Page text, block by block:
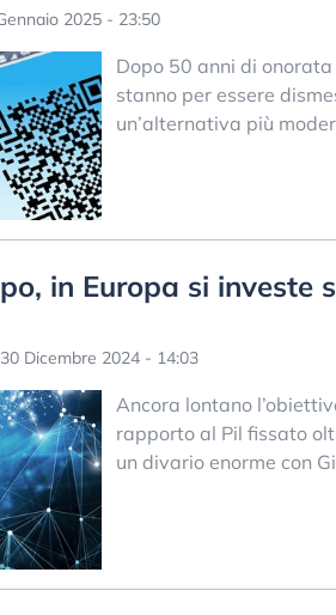
2025 - 23:50
Dopo 50 anni di
stanno per essere
un’alternativa più
in Europa si investe
30 Dicembre 2024 - 14:03
Ancora lontano
rapporto al Pil fissato
un divario enorme con